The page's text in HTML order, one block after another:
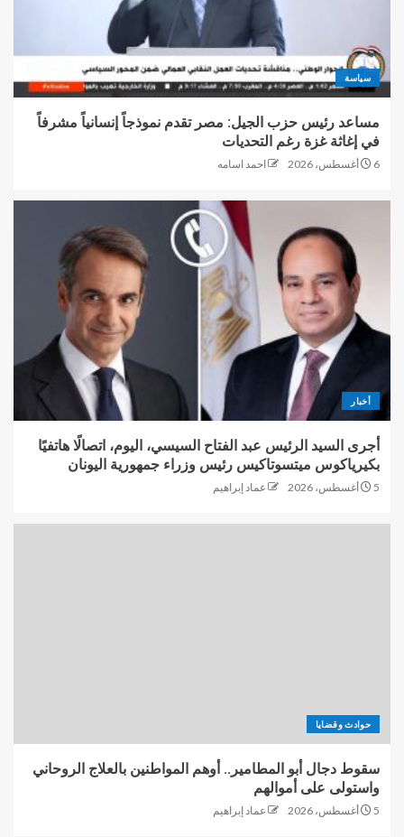
سياسة
مساعد رئيس حزب الجيل: مصر تقدم نموذجاً إنسانياً مشرفاً
في إغاثة غزة رغم التحديات
6 أغسطس، 2026 احمد اسامه
أخبار
أجرى السيد الرئيس عبد الفتاح السيسي، اليوم، اتصالًا هاتفيًا
بكيرياكوس ميتسوتاكيس رئيس وزراء جمهورية اليونان
5 أغسطس، 2026 عماد إبراهيم
حوادث وقضايا
سقوط دجال أبو المطامير.. أوهم المواطنين بالعلاج الروحاني
واستولى على أموالهم
5 أغسطس، 2026 عماد إبراهيم